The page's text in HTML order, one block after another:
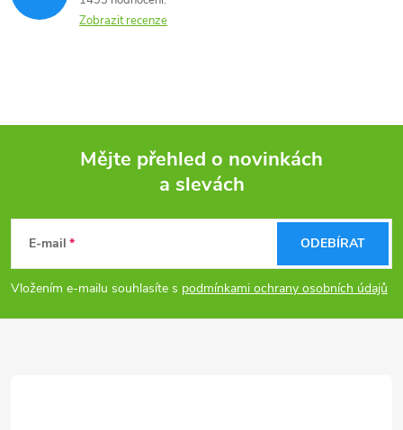
Zobrazit recenze
p
Mějte přehled o novinkách
a slevách
E-mail
Vložením e-mailu souhlasíte s podmínkami ochrany osobních údajů
ODEBÍRAT